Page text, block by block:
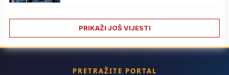
PRIKAŽI JOŠ VIJESTI
PRETRAŽITE PORTAL